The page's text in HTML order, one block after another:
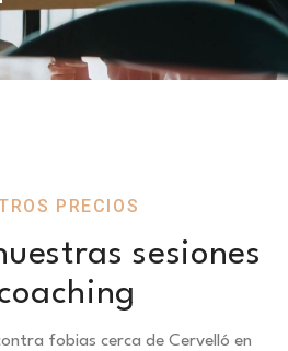
PRECIOS
sesiones
fobias cerca de Cervelló en